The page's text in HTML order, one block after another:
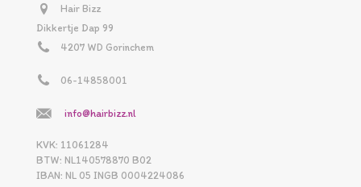
Hair Bizz
Dikkertje Dap 99
4207 WD Gorinchem
06-14858001
info@hairbizz.nl
KVK: 11061284
BTW: NL140578870 B02
IBAN: NL 05 INGB 0004224086